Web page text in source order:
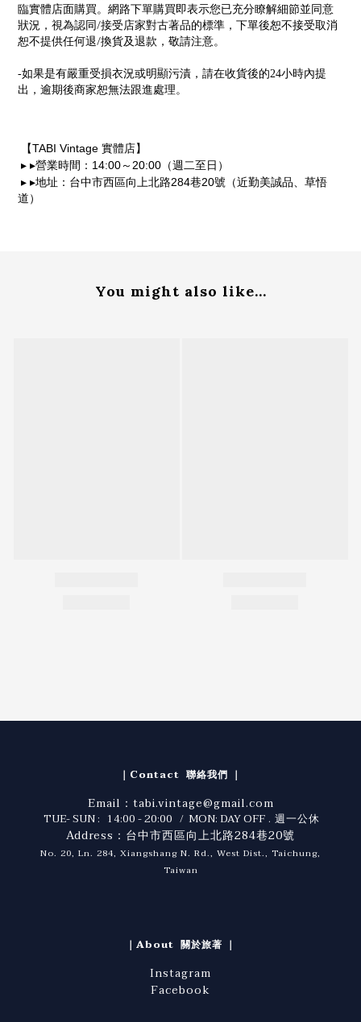
臨實體店面購買。網路下單購買即表示您已充分瞭解細節並同意
狀況，視為認同 /接受店家對古著品的標準，下單後恕不接受取消
恕不提供任何退/換貨及退款，敬請注意。
-如果是有嚴重受損衣況或明顯污漬，請在收貨後的24小時內提
出，逾期後商家恕無法跟進處理。
【TABI Vintage 實體店】
▸ ▸營業時間： 14:00 ～ 20:00 （週二至日）
▸ ▸地址：台中市西區向上北路284巷20號（近勤美誠品、草悟
道）
You might also like...
｜Contact 聯絡我們 ｜
Email：tabi.vintage@gmail.com
TUE- SUN : 14:00 - 20:00 / MON: DAY OFF . 週一公休
Address：台中市西區向上北路284巷20號
No. 20, Ln. 284, Xiangshang N. Rd., West Dist., Taichung,
Taiwan
｜About 關於旅著 ｜
Instagram
Facebook